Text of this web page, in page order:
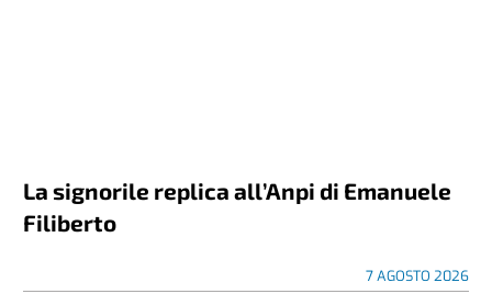
La signorile replica all’Anpi di Emanuele
Filiberto
7 AGOSTO 2026